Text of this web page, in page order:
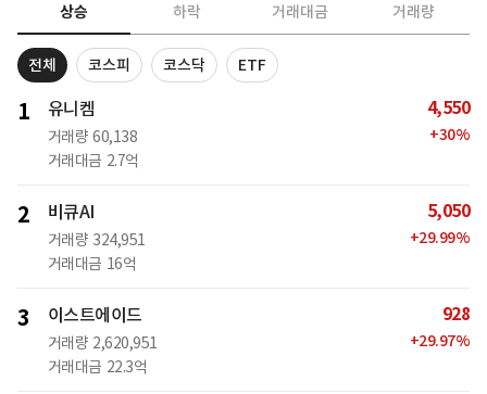
상승 하락 거래대금 거래량
전체 코스피 코스닥 ETF
1 유니켐
거래량 60,138
거래대금 2.7억
4,550
+30%
2 비큐AI
거래량 324,951
거래대금 16억
5,050
+29.99%
3 이스트에이드
거래량 2,620,951
거래대금 22.3억
928
+29.97%